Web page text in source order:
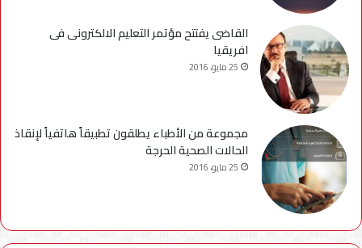
القاضى يفتتح مؤتمر التعليم الالكترونى فى
افريقيا
25 مايو، 2016
مجموعة من الأطباء يطلقون تطبيقاً هاتفياً لإنقاذ
الحالات الصحية الحرجة
25 مايو، 2016